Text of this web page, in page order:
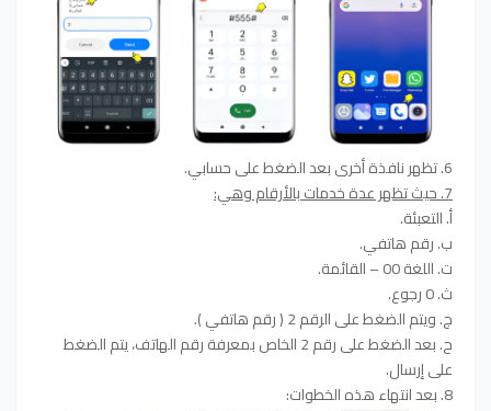
6. تظهر نافذة أخرى بعد الضغط على حسابي.
7. حيث تظهر عدة خدمات بالأرقام وهي:
أ. التعبئة.
ب. رقم هاتفي.
ت. اللغة 00 – القائمة.
ث. 0 رجوع.
ج. ويتم الضغط على الرقم 2 ( رقم هاتفي ).
ح. بعد الضغط على رقم 2 الخاص بمعرفة رقم الهاتف، يتم الضغط
على إرسال.
8. بعد انتهاء هذه الخطوات: